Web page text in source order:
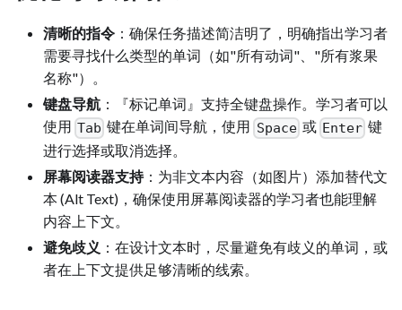
清晰的指令 ：确保任务描述简洁明了，明确指出学习者
需要寻找什么类型的单词（如"所有动词"、"所有浆果
名称"）。
键盘导航 ：『标记单词』支持全键盘操作。学习者可以
使用 Tab 键在单词间导航，使用 Space或 Enter 键
进行选择或取消选择。
屏幕阅读器支持：为非文本内容（如图片）添加替代文
本 (Alt Text)，确保使用屏幕阅读器的学习者也能理解
内容上下文。
避免歧义 ：在设计文本时，尽量避免有歧义的单词，或
者在上下文提供足够清晰的线索。